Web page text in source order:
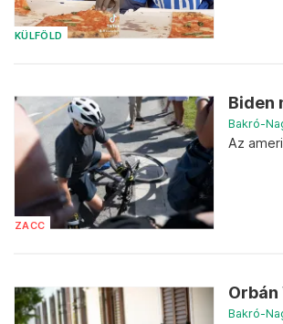
KÜLFÖLD
ZACC
Biden
Bakró-
Az
Bakró-